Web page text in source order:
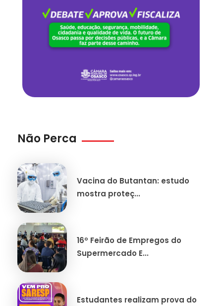
Não Perca
Vacina do Butantan: estudo
mostra proteç...
16º Feirão de Empregos do
Supermercado E...
Estudantes realizam prova do